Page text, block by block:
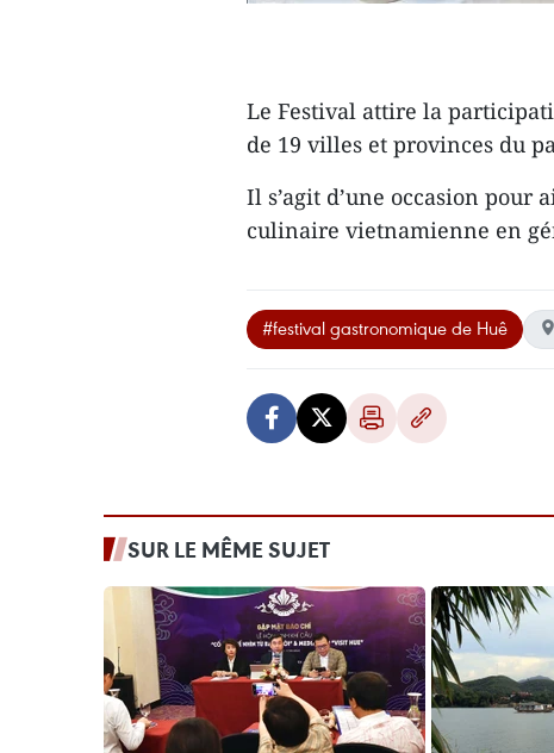
Le Festival attire la
de 19 villes et provinces du
Il s’agit d’une occasion
culinaire vietnamienne en
#festival gastronomique de Huê
SUR LE MÊME SUJET